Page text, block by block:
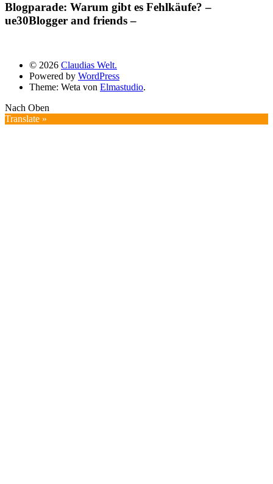
Blogparade: Warum gibt es Fehlkäufe? –
ue30Blogger and friends –
© 2026 Claudias Welt.
Powered by WordPress
Theme: Weta von Elmastudio.
Nach Oben
Translate »